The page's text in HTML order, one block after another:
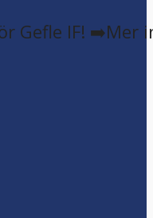
Gefle IF! ➡️Mer